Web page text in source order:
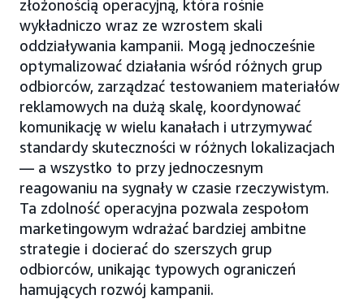
złożonością operacyjną, która rośnie
wykładniczo wraz ze wzrostem skali
oddziaływania kampanii. Mogą jednocześnie
optymalizować działania wśród różnych grup
odbiorców, zarządzać testowaniem materiałów
reklamowych na dużą skalę, koordynować
komunikację w wielu kanałach i utrzymywać
standardy skuteczności w różnych lokalizacjach
— a wszystko to przy jednoczesnym
reagowaniu na sygnały w czasie rzeczywistym.
Ta zdolność operacyjna pozwala zespołom
marketingowym wdrażać bardziej ambitne
strategie i docierać do szerszych grup
odbiorców, unikając typowych ograniczeń
hamujących rozwój kampanii.